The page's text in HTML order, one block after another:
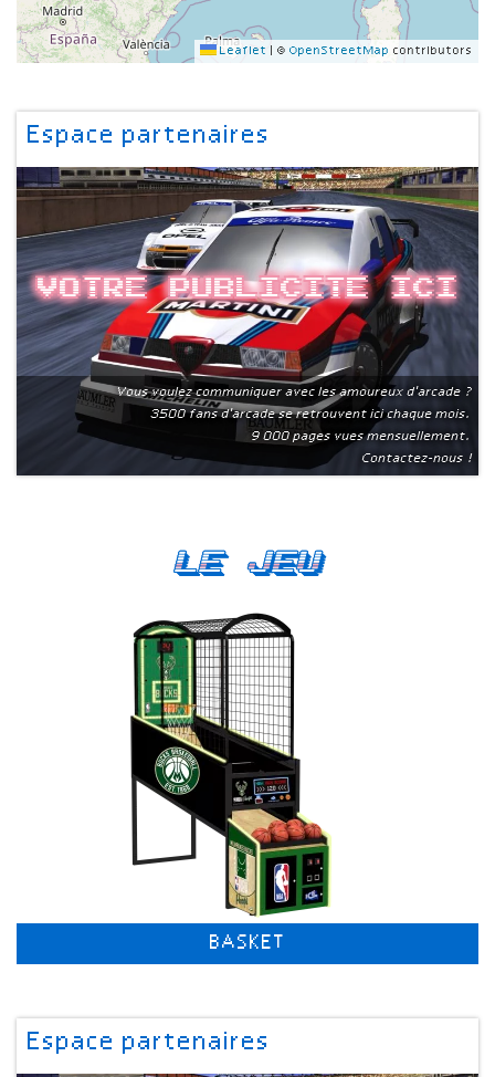
Leaflet © OpenStreetMap contributors
Espace partenaires
Votre publicite ici
Vous voulez communiquer avec les amoureux d'arcade ?
3500 fans d'arcade se retrouvent ici chaque mois.
9 000 pages vues mensuellement.
Contactez-nous !
Le Jeu
BASKET
Espace partenaires